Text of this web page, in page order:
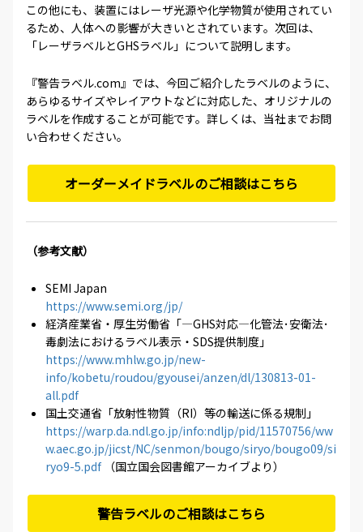
この他にも、装置にはレーザ光源や化学物質が使用されてい
るため、人体への影響が大きいとされています。次回は、
「レーザラベルとGHSラベル」について説明します。
『警告ラベル.com』では、今回ご紹介したラベルのように、
あらゆるサイズやレイアウトなどに対応した、オリジナルの
ラベルを作成することが可能です。詳しくは、当社までお問
い合わせください。
オーダーメイドラベルのご相談はこちら
（参考文献）
SEMI Japan
https://www.semi.org/jp/
経済産業省・厚生労働省「―GHS対応―化管法･安衛法･
毒劇法におけるラベル表示・SDS提供制度」
https://www.mhlw.go.jp/new-
info/kobetu/roudou/gyousei/anzen/dl/130813-01-
all.pdf
国土交通省「放射性物質（RI）等の輸送に係る規制」
https://warp.da.ndl.go.jp/info:ndljp/pid/11570756/ww
w.aec.go.jp/jicst/NC/senmon/bougo/siryo/bougo09/si
ryo9-5.pdf （国立国会図書館アーカイブより）
警告ラベルのご相談はこちら